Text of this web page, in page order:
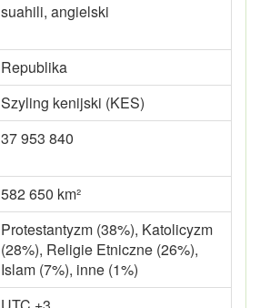
suahili, angielski
Republika
Szyling kenijski (KES)
37 953 840
582 650 km²
Protestantyzm (38%), Katolicyzm
(28%), Religie Etniczne (26%),
Islam (7%), inne (1%)